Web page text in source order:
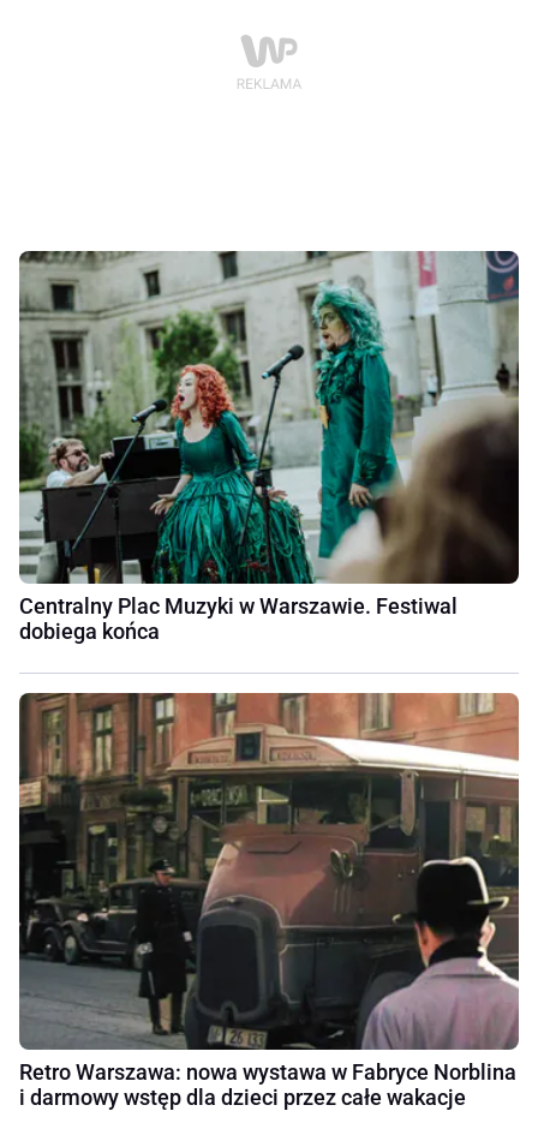
Centralny Plac Muzyki w Warszawie. Festiwal
dobiega końca
Retro Warszawa: nowa wystawa w Fabryce Norblina
i darmowy wstęp dla dzieci przez całe wakacje